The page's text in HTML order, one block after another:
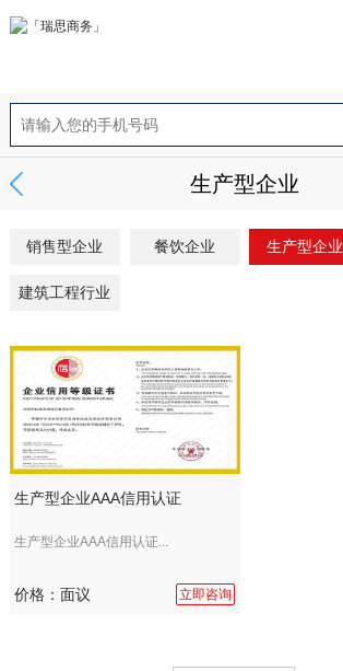
生产型企业
销售型企业 餐饮企业 生产型企业
建筑工程行业
生产型企业AAA信用认证
生产型企业AAA信用认证...
价格：面议 立即咨询